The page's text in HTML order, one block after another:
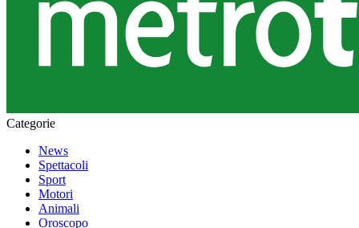
Categorie
News
Spettacoli
Sport
Motori
Animali
Oroscopo